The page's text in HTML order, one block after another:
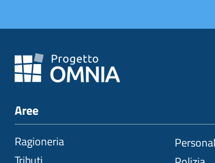
Aree
Ragioneria